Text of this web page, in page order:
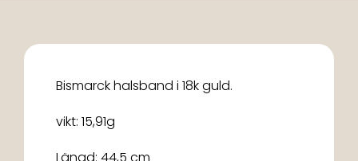
Bismarck halsband i 18k guld.
vikt: 15,91g